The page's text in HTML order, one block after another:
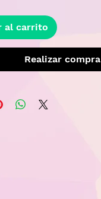
al carrito
Realizar compra